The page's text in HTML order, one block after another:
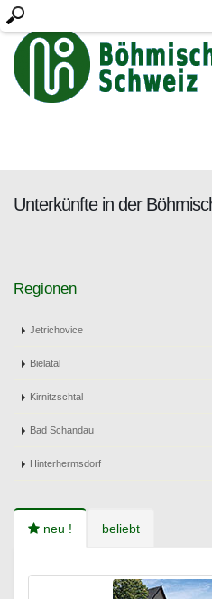
Unterkünfte in der
Regionen
Jetrichovice
Bielatal
Kirnitzschtal
Bad Schandau
Hinterhermsdorf
neu ! beliebt